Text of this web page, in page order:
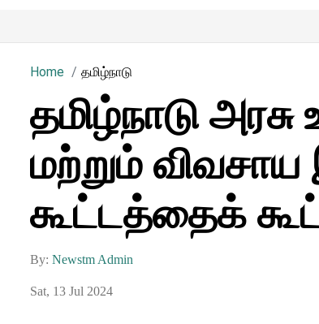
Home தமிழ்நாடு
தமிழ்நாடு
மற்றும்
கூட்டத்தைக்
By: Newstm Admin
Sat, 13 Jul 2024